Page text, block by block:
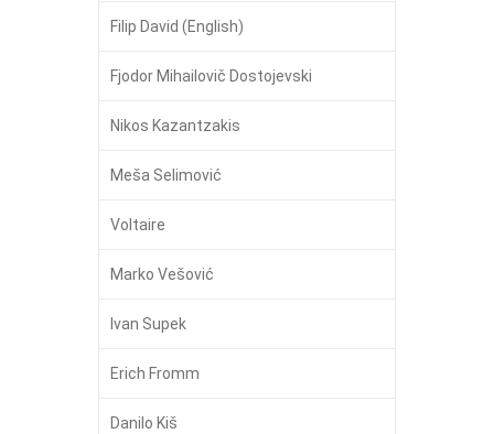
Filip David (English)
Fjodor Mihailovič Dostojevski
Nikos Kazantzakis
Meša Selimović
Voltaire
Marko Vešović
Ivan Supek
Erich Fromm
Danilo Kiš